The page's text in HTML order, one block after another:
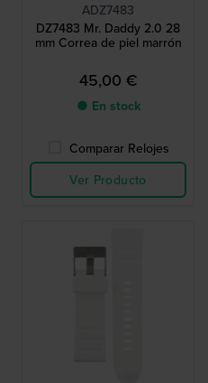
ADZ7483
DZ7483 Mr. Daddy 2.0 28
mm Correa de piel marrón
45,00 €
● En stock
Comparar Relojes
Ver Producto